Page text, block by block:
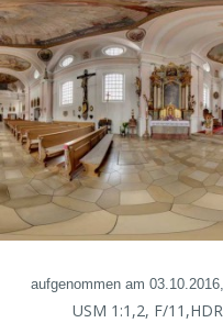
aufgenommen am
USM 1:1,2, F/